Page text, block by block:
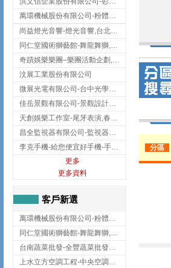
萬環機械股份有限公司-粉體塗裝設備,輸送機,輸送機設備,台南輸送機
尚益燈光音響-燈光音響,台北燈光音響,台北燈光音響出租
同仁堂國術獅藝館-舞龍舞獅,台中舞龍舞獅
奇蹟娛樂樂團–樂團活動企劃,台中樂團表演,台中婚禮樂團
汶展工業股份有限公司
微展光電有限公司-台中光學鍍膜,optical filter taiwan,台灣光學鍍膜
佳岳景觀有限公司-景觀設計公司,台北景觀設計,台北景觀工程,中山區景觀設計
天創娛樂工作室-尾牙表演,春酒表演,板橋尾牙表演
昌全監視器有限公司-監視器安裝,高雄監視器安裝,鳳山區監視器安裝
李克手機-給您便宜好手機-手機收購,屏東手機收購
更多
更多資料
客戶新選
萬環機械股份有限公司-粉體塗裝設備,輸送機,輸送機設備,台南輸送機
同仁堂國術獅藝館-舞龍舞獅,台中舞龍舞獅
台南蔬菜批發-全豐蔬菜批發專送/台南蔬菜箱宅配到府
上水立方空調工程-中央空調規劃,台北中央空調規劃
分區